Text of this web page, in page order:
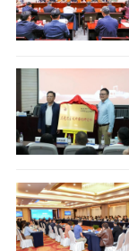
信息
理论学习